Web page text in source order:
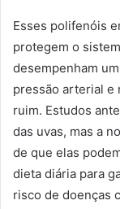
Esses polifenóis
protegem o
desempenham
pressão arterial e
ruim. Estudos
das uvas, mas a
de que elas
dieta diária para
risco de doenças